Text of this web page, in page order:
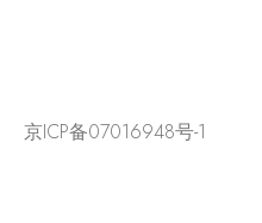
京ICP备07016948号-1